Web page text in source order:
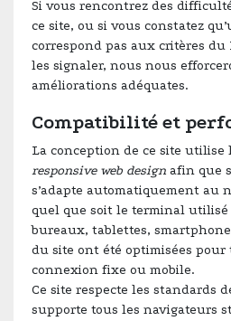
Si vous rencontrez des
ce site, ou si vous constatez
correspond pas aux critères du
les signaler, nous nous
améliorations adéquates.
Compatibilité et
La conception de ce site utilise
responsive web design afin que
s’adapte automatiquement au
quel que soit le terminal utilisé
bureaux, tablettes,
du site ont été optimisées pour
connexion fixe ou mobile.
Ce site respecte les standards
supporte tous les navigateurs